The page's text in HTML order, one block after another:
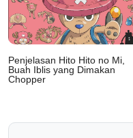
Penjelasan Hito Hito no Mi,
Buah Iblis yang Dimakan
Chopper